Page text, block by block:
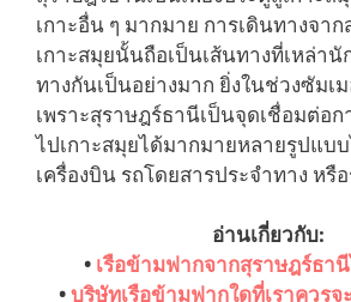
เกาะอื่น ๆ มากมาย การเดินทางจา
เกาะสมุยนั้นถือเป็นเส้นทางที่เหล่านั
ทางกันเป็นอย่างมาก ยิ่งในช่วงซัมเ
เพราะสุราษฎร์ธานีเป็นจุดเชื่อมต่อก
ไปเกาะสมุยได้มากมายหลายรูปแบ
เครื่องบิน รถโดยสารประจำทาง หรื
อ่านเกี่ยวกับ:
• เรือข้ามฟากจากสุราษฎร์ธา
•บริษัทเรือข้ามฟากใดที่เราควรจ